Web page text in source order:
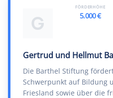
G
Gertrud und Hellmut
Die Barthel Stiftung
Schwerpunkt auf Bildung
Friesland sowie über die
FÖRDERHÖHE
5.000 €